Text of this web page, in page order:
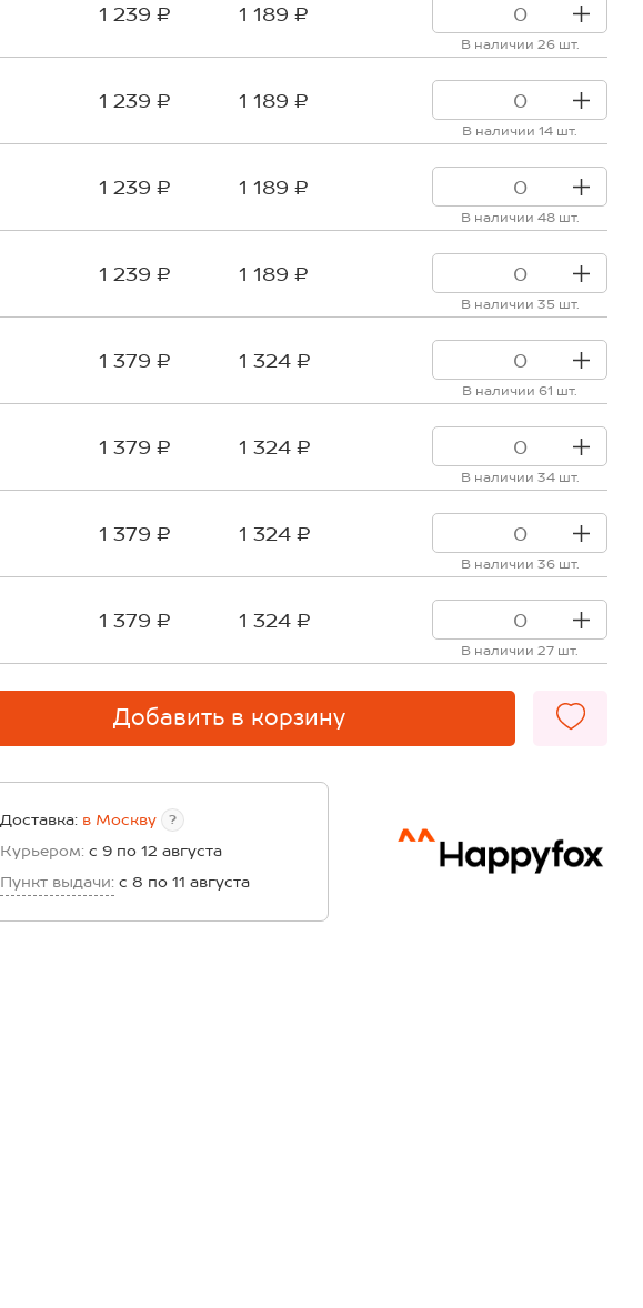
1 239 ₽ 1 189 ₽
В наличии 26 шт.
1 239 ₽ 1 189 ₽
В наличии 14 шт.
1 239 ₽ 1 189 ₽
В наличии 48 шт.
1 239 ₽ 1 189 ₽
В наличии 35 шт.
1 379 ₽ 1 324 ₽
В наличии 61 шт.
1 379 ₽ 1 324 ₽
В наличии 34 шт.
1 379 ₽ 1 324 ₽
В наличии 36 шт.
1 379 ₽ 1 324 ₽
В наличии 27 шт.
Добавить в корзину
Доставка: в Москву ?
Курьером: с 9 по 12 августа
Пункт выдачи: с 8 по 11 августа